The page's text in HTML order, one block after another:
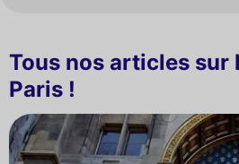
Tous nos articles sur
Paris !